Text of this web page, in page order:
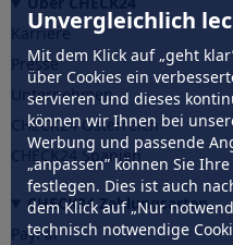
Unvergleichlich
Mit dem Klick auf „geht
über Cookies ein
servieren und dieses
können wir Ihnen bei
Werbung und passende
„anpassen” können Sie
festlegen. Dies ist auch
dem Klick auf „Nur
technisch notwendige
Karriere
Presse
Unternehmen
CHECK24 Österreich
CHECK24 Spanien
CHECK24 Zahlungsarten
PayPal